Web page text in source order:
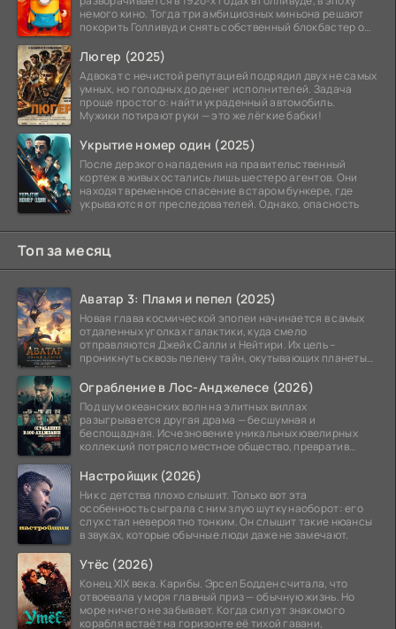
немого кино. Тогда три амбициозных миньона решают
покорить Голливуд и снять собственный блокбастер о
Люгер (2025)
Адвокат с нечистой репутацией подрядил двух не самых
умных, но голодных до денег исполнителей. Задача
проще простого: найти украденный автомобиль.
Мужики потирают руки — это же лёгкие бабки!
Укрытие номер один (2025)
После дерзкого нападения на правительственный
кортеж в живых остались лишь шестеро агентов. Они
находят временное спасение в старом бункере, где
укрываются от преследователей. Однако, опасность
Топ за месяц
Аватар 3: Пламя и пепел (2025)
Новая глава космической эпопеи начинается в самых
отдаленных уголках галактики, куда смело
отправляются Джейк Салли и Нейтири. Их цель –
проникнуть сквозь пелену тайн, окутывающих планеты
Ограбление в Лос-Анджелесе (2026)
Под шум океанских волн на элитных виллах
разыгрывается другая драма — бесшумная и
беспощадная. Исчезновение уникальных ювелирных
коллекций потрясло местное общество, превратив
Настройщик (2026)
Ник с детства плохо слышит. Только вот эта
особенность сыграла с ним злую шутку наоборот: его
слух стал невероятно тонким. Он слышит такие нюансы
в звуках, которые обычные люди даже не замечают.
Утёс (2026)
Конец XIX века. Карибы. Эрсел Бодден считала, что
отвоевала у моря главный приз — обычную жизнь. Но
море ничего не забывает. Когда силуэт знакомого
корабля встаёт на горизонте её тихой гавани,